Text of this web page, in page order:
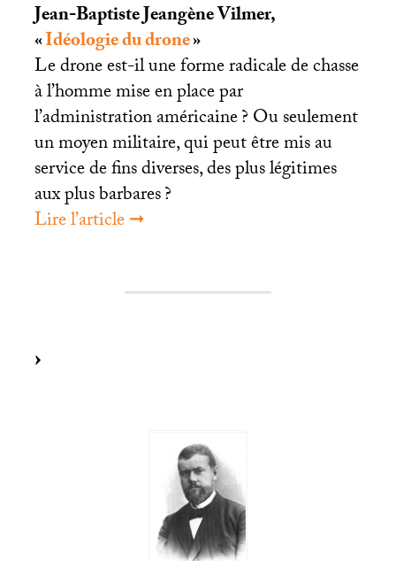
Jean-Baptiste Jeangène Vilmer,
«Idéologie du drone»
Le drone est-il une forme radicale de chasse
à l’homme mise en place par
l’administration américaine? Ou seulement
un moyen militaire, qui peut être mis au
service de fins diverses, des plus légitimes
aux plus barbares?
Lire l’article ➞